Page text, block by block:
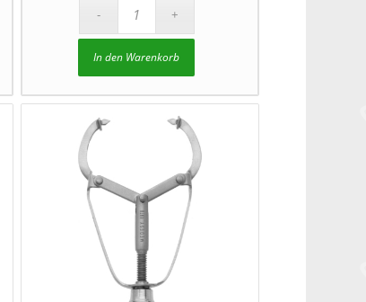
In den Warenkorb